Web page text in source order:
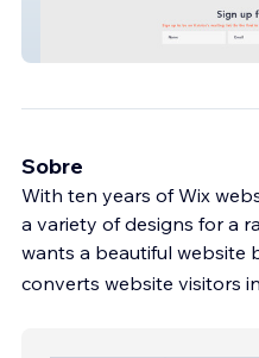
Narrative4Change
Sobre
With ten years of Wix
a variety of designs for a
wants a beautiful website
converts website visitors